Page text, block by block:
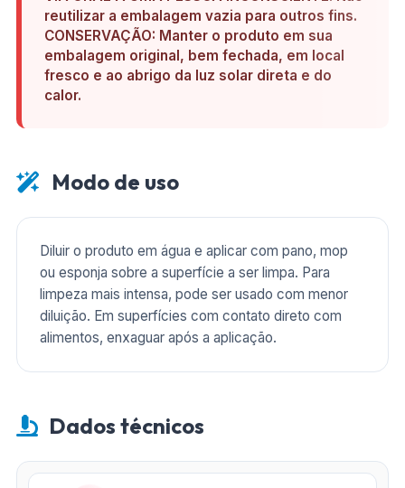
reutilizar a embalagem vazia para outros fins.
CONSERVAÇÃO: Manter o produto em sua
embalagem original, bem fechada, em local
fresco e ao abrigo da luz solar direta e do
calor.
Modo de uso
Diluir o produto em água e aplicar com pano, mop
ou esponja sobre a superfície a ser limpa. Para
limpeza mais intensa, pode ser usado com menor
diluição. Em superfícies com contato direto com
alimentos, enxaguar após a aplicação.
Dados técnicos